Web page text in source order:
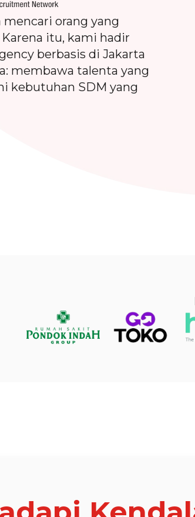
orang yang
itu, kami hadir
berbasis di Jakarta
membawa talenta yang
kebutuhan SDM yang